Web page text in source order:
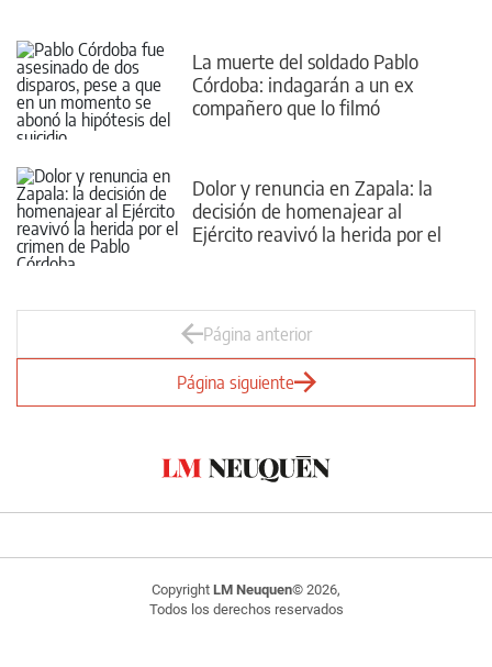
La muerte del soldado Pablo
Córdoba: indagarán a un ex
compañero que lo filmó
Dolor y renuncia en Zapala: la
decisión de homenajear al
Ejército reavivó la herida por el
Página anterior
Página siguiente
Copyright LM Neuquen© 2026,
Todos los derechos reservados